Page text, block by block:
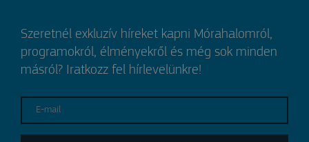
Szeretnél exkluzív híreket kapni Mórahalomról,
programokról, élményekről és még sok minden
másról? Iratkozz fel hírlevelünkre!
E-mail